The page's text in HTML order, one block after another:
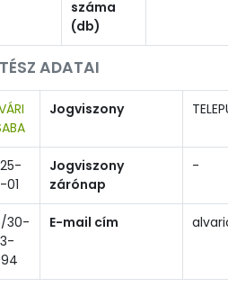
száma
(db)
ADATAI
Jogviszony
01
Jogviszony
zárónap
-
30-
E-mail cím